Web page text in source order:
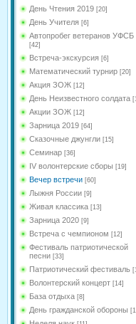
День Чтения 2019 [20]
День Учителя [6]
Автопробег ветеранов УФСБ
[42]
Встреча-экскурсия [6]
Математический турнир [20]
Акция ЗОЖ [12]
День Неизвестного солдата
Акции ЗОЖ [12]
Зарница 2019 [64]
Сказочные джунгли [15]
Семинар [36]
IV волонтерские сборы [19]
Вечер встречи [60]
Лыжня России [9]
Живая классика [13]
Зарница 2020 [9]
Встреча с чемпионом [12]
Фестиваль патриотической
песни [33]
Патриотический фестиваль
Волонтерский концерт [14]
База отдыха [8]
День гражданской обороны